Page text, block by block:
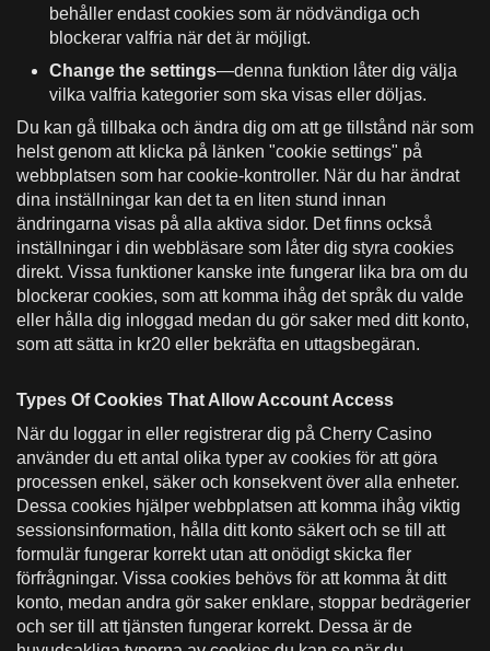
behåller endast cookies som är nödvändiga och
blockerar valfria när det är möjligt.
Change the settings—denna funktion låter dig välja
vilka valfria kategorier som ska visas eller döljas.
Du kan gå tillbaka och ändra dig om att ge tillstånd när som
helst genom att klicka på länken "cookie settings" på
webbplatsen som har cookie-kontroller. När du har ändrat
dina inställningar kan det ta en liten stund innan
ändringarna visas på alla aktiva sidor. Det finns också
inställningar i din webbläsare som låter dig styra cookies
direkt. Vissa funktioner kanske inte fungerar lika bra om du
blockerar cookies, som att komma ihåg det språk du valde
eller hålla dig inloggad medan du gör saker med ditt konto,
som att sätta in kr20 eller bekräfta en uttagsbegäran.
Types Of Cookies That Allow Account Access
När du loggar in eller registrerar dig på Cherry Casino
använder du ett antal olika typer av cookies för att göra
processen enkel, säker och konsekvent över alla enheter.
Dessa cookies hjälper webbplatsen att komma ihåg viktig
sessionsinformation, hålla ditt konto säkert och se till att
formulär fungerar korrekt utan att onödigt skicka fler
förfrågningar. Vissa cookies behövs för att komma åt ditt
konto, medan andra gör saker enklare, stoppar bedrägerier
och ser till att tjänsten fungerar korrekt. Dessa är de